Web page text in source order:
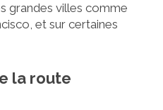
grandes villes comme
et sur certaines
la route